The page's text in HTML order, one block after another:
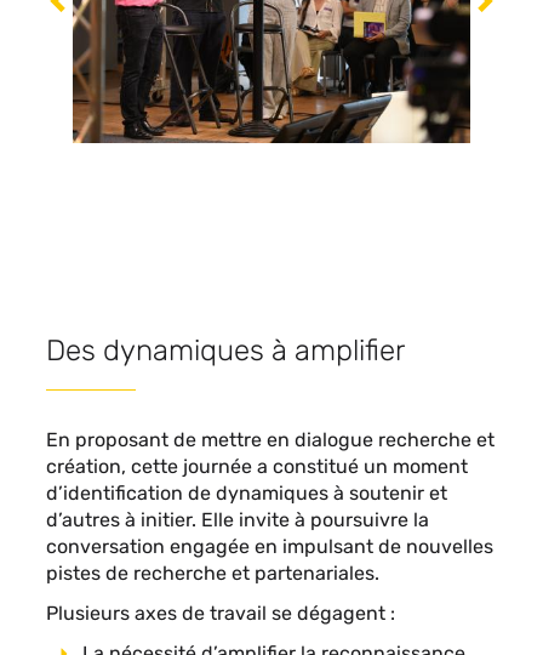
Précédent
Des dynamiques à amplifier
En proposant de mettre en dialogue recherche et
création, cette journée a constitué un moment
d’identification de dynamiques à soutenir et
d’autres à initier. Elle invite à poursuivre la
conversation engagée en impulsant de nouvelles
pistes de recherche et partenariales.
Plusieurs axes de travail se dégagent :